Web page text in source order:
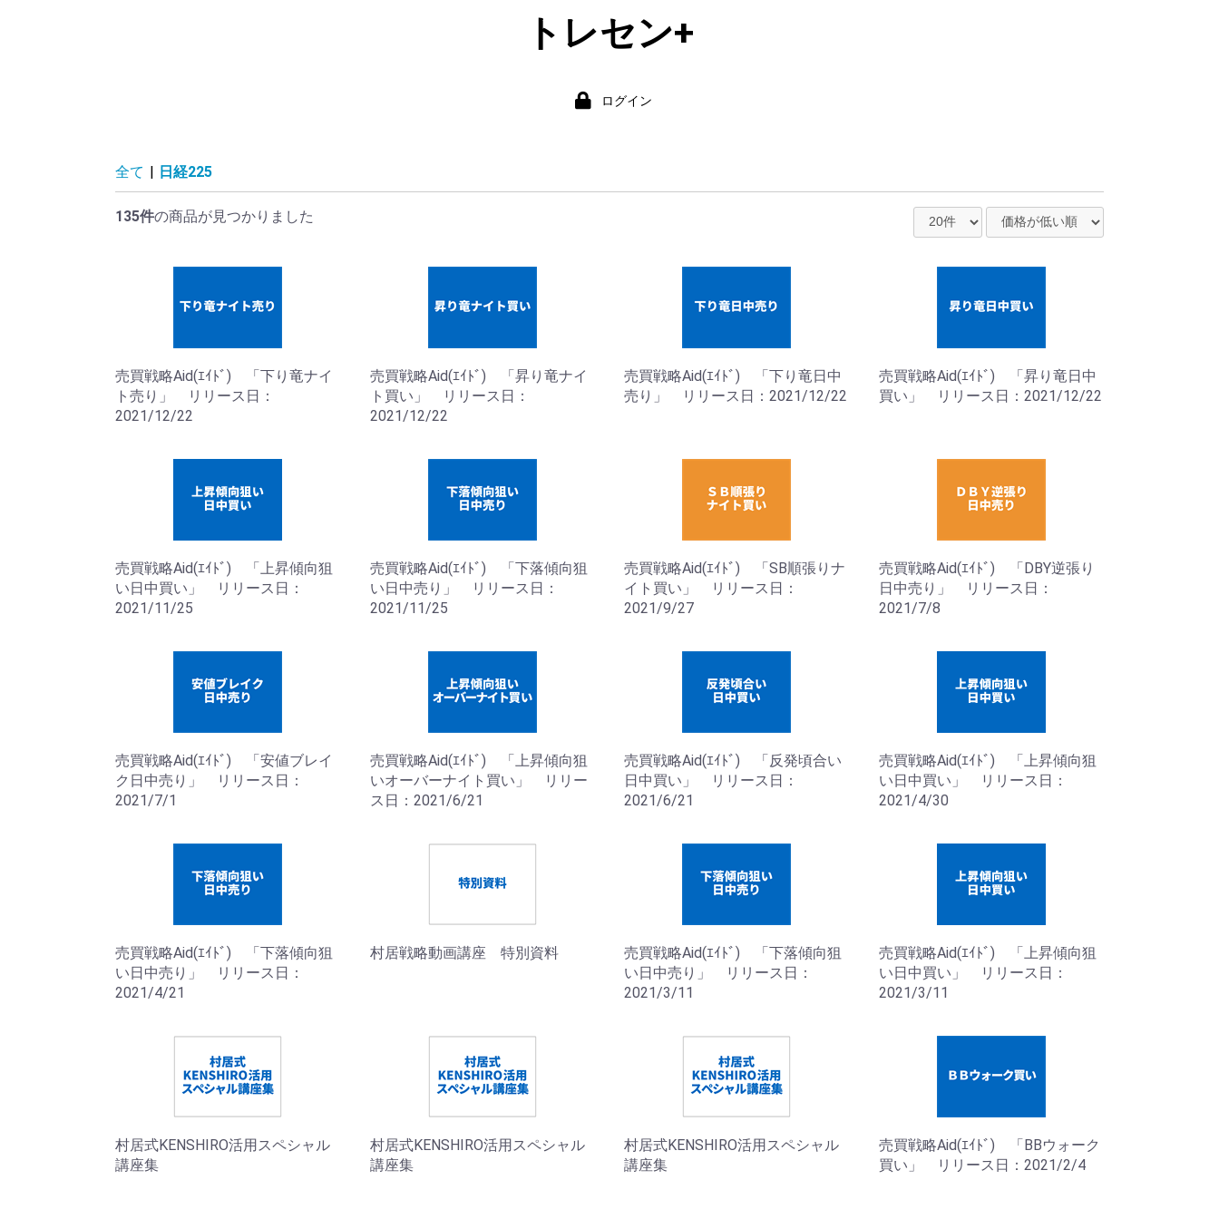
トレセン+
ログイン
全て | 日経225
135件の商品が見つかりました
売買戦略Aid(ｴｲﾄﾞ) 「下り竜ナイ
ト売り」 リリース日：
2021/12/22
売買戦略Aid(ｴｲﾄﾞ) 「昇り竜ナイ
ト買い」 リリース日：
2021/12/22
売買戦略Aid(ｴｲﾄﾞ) 「下り竜日中
売り」 リリース日：2021/12/22
売買戦略Aid(ｴｲﾄﾞ) 「昇り竜日中
買い」 リリース日：2021/12/22
売買戦略Aid(ｴｲﾄﾞ) 「上昇傾向狙
い日中買い」 リリース日：
2021/11/25
売買戦略Aid(ｴｲﾄﾞ) 「下落傾向狙
い日中売り」 リリース日：
2021/11/25
売買戦略Aid(ｴｲﾄﾞ) 「SB順張りナ
イト買い」 リリース日：
2021/9/27
売買戦略Aid(ｴｲﾄﾞ) 「DBY逆張り
日中売り」 リリース日：
2021/7/8
売買戦略Aid(ｴｲﾄﾞ) 「安値ブレイ
ク日中売り」 リリース日：
2021/7/1
売買戦略Aid(ｴｲﾄﾞ) 「上昇傾向狙
いオーバーナイト買い」 リリー
ス日：2021/6/21
売買戦略Aid(ｴｲﾄﾞ) 「反発頃合い
日中買い」 リリース日：
2021/6/21
売買戦略Aid(ｴｲﾄﾞ) 「上昇傾向狙
い日中買い」 リリース日：
2021/4/30
売買戦略Aid(ｴｲﾄﾞ) 「下落傾向狙
い日中売り」 リリース日：
2021/4/21
村居戦略動画講座 特別資料
売買戦略Aid(ｴｲﾄﾞ) 「下落傾向狙
い日中売り」 リリース日：
2021/3/11
売買戦略Aid(ｴｲﾄﾞ) 「上昇傾向狙
い日中買い」 リリース日：
2021/3/11
村居式KENSHIRO活用スペシャル
講座集
村居式KENSHIRO活用スペシャル
講座集
村居式KENSHIRO活用スペシャル
講座集
売買戦略Aid(ｴｲﾄﾞ) 「BBウォーク
買い」 リリース日：2021/2/4